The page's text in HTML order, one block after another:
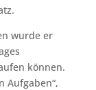
wurde er
können.
Aufgaben“,